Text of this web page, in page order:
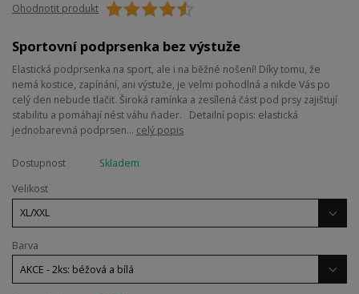
Ohodnotit produkt
Sportovní podprsenka bez výstuže
Elastická podprsenka na sport, ale i na běžné nošení! Díky tomu, že
nemá kostice, zapínání, ani výstuže, je velmi pohodlná a nikde Vás po
celý den nebude tlačit. Široká ramínka a zesílená část pod prsy zajišťují
stabilitu a pomáhají nést váhu ňader. Detailní popis: elastická
jednobarevná podprsen... celý popis
Dostupnost
Skladem
Velikost
Barva